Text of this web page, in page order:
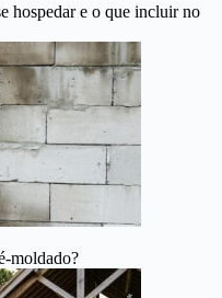
hospedar e o que incluir no
moldado?